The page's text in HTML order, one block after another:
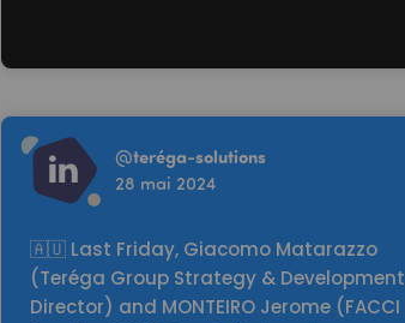
Read more
@teréga-solutions
28 mai 2024
🇦🇺 Last Friday, Giacomo Matarazzo
(Teréga Group Strategy & Development
Director) and MONTEIRO Jerome (FACCI